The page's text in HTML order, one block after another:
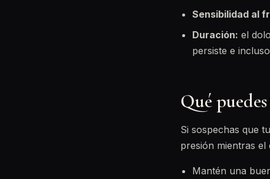
Sensibilidad al
Duración: el
persiste e
Qué
Si sospechas que
presión mientras el
Mantén una